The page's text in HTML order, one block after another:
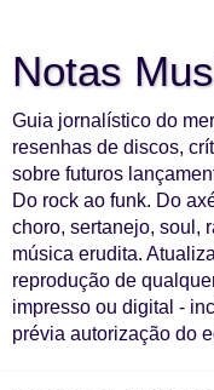
Notas
Guia jornalístico do
resenhas de discos,
sobre futuros
Do rock ao funk. Do
choro, sertanejo, soul,
música erudita.
reprodução de
impresso ou digital -
prévia autorização do